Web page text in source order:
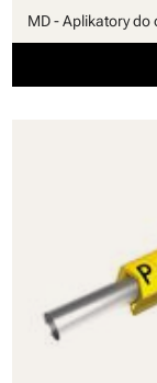
MD - Aplikatory do